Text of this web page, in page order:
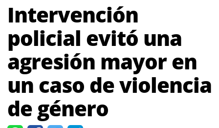
Intervención
policial evitó una
agresión mayor en
un caso de violencia
de género